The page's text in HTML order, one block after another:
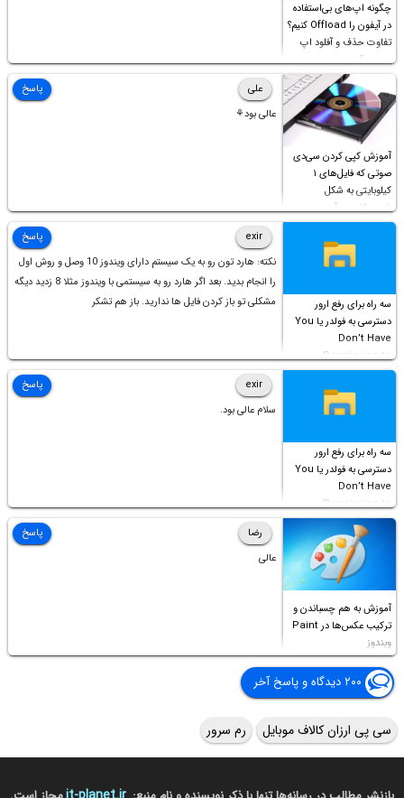
چگونه اپ‌های بی‌استفاده
در آیفون را Offload کنیم؟
تفاوت حذف و آفلود اپ
چیست؟
آموزش کپی کردن سی‌دی
صوتی که فایل‌های ۱
کیلوبایتی به شکل
شورت‌کات در آن موجود
است!
علی
عالی بود⚘
پاسخ
سه راه برای رفع ارور
دسترسی به فولدر یا You
Don’t Have
Permission to
Access this folder
exir
نکته: هارد تون رو به یک سیستم دارای ویندوز 10 وصل و روش اول
را انجام بدید. بعد اگر هارد رو به سیستمی با ویندوز مثلا 8 زدید دیگه
مشکلی تو باز کردن فایل ها ندارید. باز هم تشکر
پاسخ
سه راه برای رفع ارور
دسترسی به فولدر یا You
Don’t Have
Permission to
Access this folder
exir
سلام عالی بود.
پاسخ
آموزش به هم چسباندن و
ترکیب عکس‌ها در Paint
ویندوز
رضا
عالی
پاسخ
۲۰۰ دیدگاه و پاسخ آخر
سی پی ارزان کالاف موبایل رم سرور